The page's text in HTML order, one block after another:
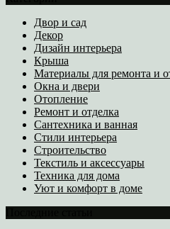
Двор и сад
Декор
Дизайн интерьера
Крыша
Материалы для ремонта и
Окна и двери
Отопление
Ремонт и отделка
Сантехника и ванная
Стили интерьера
Строительство
Текстиль и аксессуары
Техника для дома
Уют и комфорт в доме